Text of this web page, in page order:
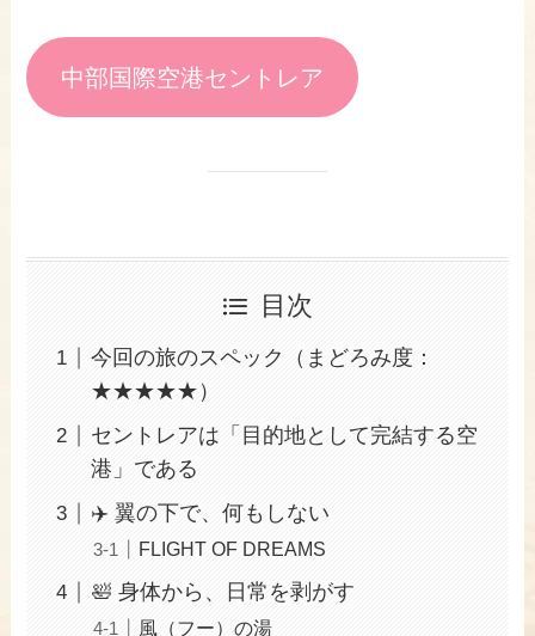
中部国際空港セントレア
目次
今回の旅のスペック（まどろみ度：
★★★★★）
セントレアは「目的地として完結する空
港」である
✈️ 翼の下で、何もしない
FLIGHT OF DREAMS
🛀 身体から、日常を剥がす
風（フー）の湯